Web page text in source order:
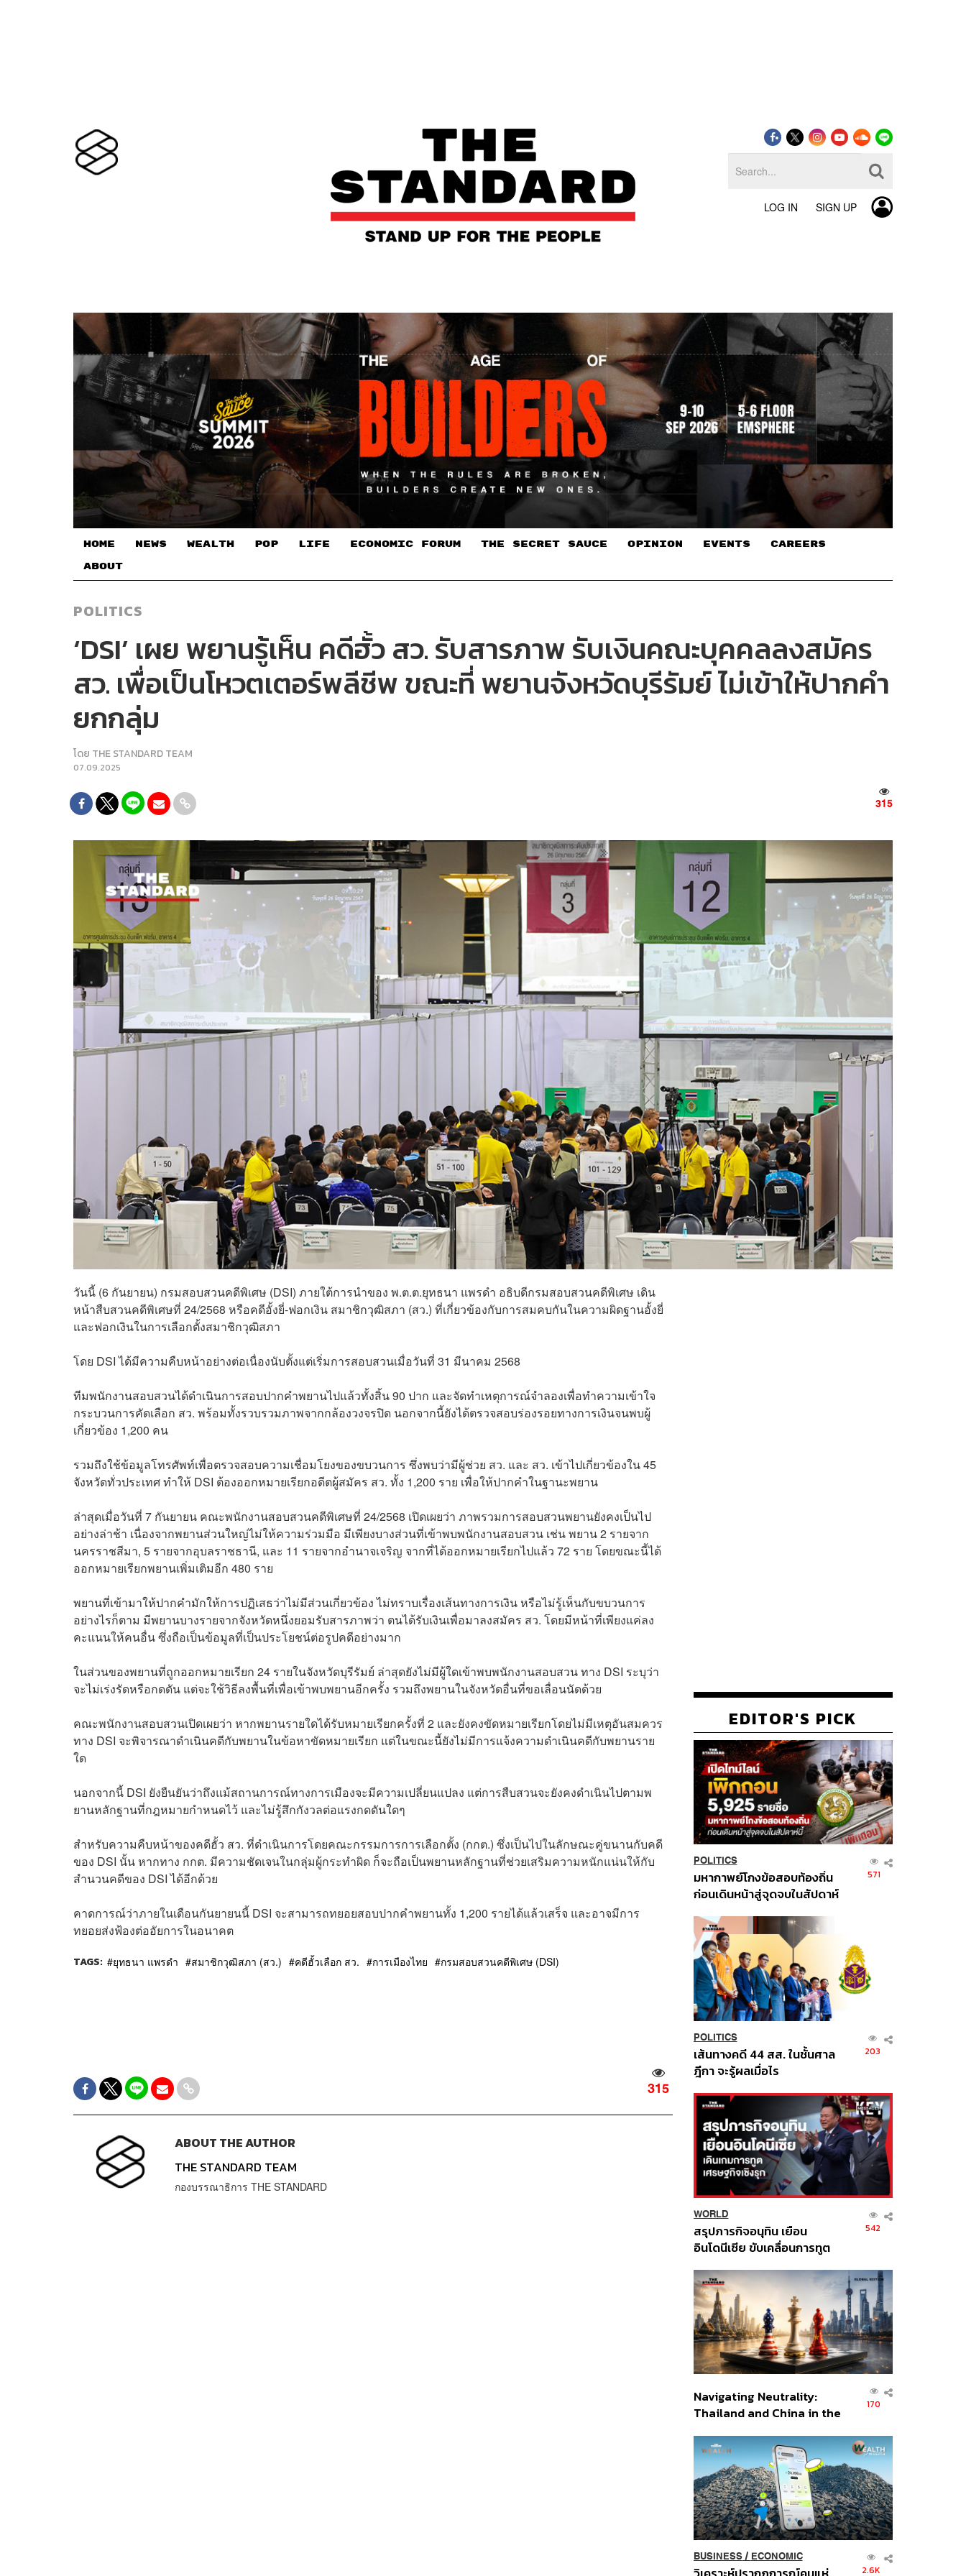
LOG IN SIGN UP
HOME NEWS WEALTH POP LIFE ECONOMIC FORUM THE SECRET SAUCE​ OPINION EVENTS CAREERS
ABOUT
POLITICS
‘DSI’ เผย พยานรู้เห็น คดีฮั้ว สว. รับสารภาพ รับเงินคณะบุคคลลงสมัคร
สว. เพื่อเป็นโหวตเตอร์พลีชีพ ขณะที่ พยานจังหวัดบุรีรัมย์ ไม่เข้าให้ปากคำ
ยกกลุ่ม
โดย THE STANDARD TEAM
07.09.2025
315
วันนี้ (6 กันยายน) กรมสอบสวนคดีพิเศษ (DSI) ภายใต้การนำของ พ.ต.ต.ยุทธนา แพรดำ อธิบดีกรมสอบสวนคดีพิเศษ เดิน
หน้าสืบสวนคดีพิเศษที่ 24/2568 หรือคดีอั้งยี่-ฟอกเงิน สมาชิกวุฒิสภา (สว.) ที่เกี่ยวข้องกับการสมคบกันในความผิดฐานอั้งยี่
และฟอกเงินในการเลือกตั้งสมาชิกวุฒิสภา
โดย DSI ได้มีความคืบหน้าอย่างต่อเนื่องนับตั้งแต่เริ่มการสอบสวนเมื่อวันที่ 31 มีนาคม 2568
ทีมพนักงานสอบสวนได้ดำเนินการสอบปากคำพยานไปแล้วทั้งสิ้น 90 ปาก และจัดทำเหตุการณ์จำลองเพื่อทำความเข้าใจ
กระบวนการคัดเลือก สว. พร้อมทั้งรวบรวมภาพจากกล้องวงจรปิด นอกจากนี้ยังได้ตรวจสอบร่องรอยทางการเงินจนพบผู้
เกี่ยวข้อง 1,200 คน
รวมถึงใช้ข้อมูลโทรศัพท์เพื่อตรวจสอบความเชื่อมโยงของขบวนการ ซึ่งพบว่ามีผู้ช่วย สว. และ สว. เข้าไปเกี่ยวข้องใน 45
จังหวัดทั่วประเทศ ทำให้ DSI ต้องออกหมายเรียกอดีตผู้สมัคร สว. ทั้ง 1,200 ราย เพื่อให้ปากคำในฐานะพยาน
ล่าสุดเมื่อวันที่ 7 กันยายน คณะพนักงานสอบสวนคดีพิเศษที่ 24/2568 เปิดเผยว่า ภาพรวมการสอบสวนพยานยังคงเป็นไป
อย่างล่าช้า เนื่องจากพยานส่วนใหญ่ไม่ให้ความร่วมมือ มีเพียงบางส่วนที่เข้าพบพนักงานสอบสวน เช่น พยาน 2 รายจาก
นครราชสีมา, 5 รายจากอุบลราชธานี, และ 11 รายจากอำนาจเจริญ จากที่ได้ออกหมายเรียกไปแล้ว 72 ราย โดยขณะนี้ได้
ออกหมายเรียกพยานเพิ่มเติมอีก 480 ราย
พยานที่เข้ามาให้ปากคำมักให้การปฏิเสธว่าไม่มีส่วนเกี่ยวข้อง ไม่ทราบเรื่องเส้นทางการเงิน หรือไม่รู้เห็นกับขบวนการ
อย่างไรก็ตาม มีพยานบางรายจากจังหวัดหนึ่งยอมรับสารภาพว่า ตนได้รับเงินเพื่อมาลงสมัคร สว. โดยมีหน้าที่เพียงแค่ลง
คะแนนให้คนอื่น ซึ่งถือเป็นข้อมูลที่เป็นประโยชน์ต่อรูปคดีอย่างมาก
ในส่วนของพยานที่ถูกออกหมายเรียก 24 รายในจังหวัดบุรีรัมย์ ล่าสุดยังไม่มีผู้ใดเข้าพบพนักงานสอบสวน ทาง DSI ระบุว่า
จะไม่เร่งรัดหรือกดดัน แต่จะใช้วิธีลงพื้นที่เพื่อเข้าพบพยานอีกครั้ง รวมถึงพยานในจังหวัดอื่นที่ขอเลื่อนนัดด้วย
คณะพนักงานสอบสวนเปิดเผยว่า หากพยานรายใดได้รับหมายเรียกครั้งที่ 2 และยังคงขัดหมายเรียกโดยไม่มีเหตุอันสมควร
ทาง DSI จะพิจารณาดำเนินคดีกับพยานในข้อหาขัดหมายเรียก แต่ในขณะนี้ยังไม่มีการแจ้งความดำเนินคดีกับพยานราย
ใด
นอกจากนี้ DSI ยังยืนยันว่าถึงแม้สถานการณ์ทางการเมืองจะมีความเปลี่ยนแปลง แต่การสืบสวนจะยังคงดำเนินไปตามพ
ยานหลักฐานที่กฎหมายกำหนดไว้ และไม่รู้สึกกังวลต่อแรงกดดันใดๆ
สำหรับความคืบหน้าของคดีฮั้ว สว. ที่ดำเนินการโดยคณะกรรมการการเลือกตั้ง (กกต.) ซึ่งเป็นไปในลักษณะคู่ขนานกับคดี
ของ DSI นั้น หากทาง กกต. มีความชัดเจนในกลุ่มผู้กระทำผิด ก็จะถือเป็นพยานหลักฐานที่ช่วยเสริมความหนักแน่นให้กับ
สำนวนคดีของ DSI ได้อีกด้วย
คาดการณ์ว่าภายในเดือนกันยายนนี้ DSI จะสามารถทยอยสอบปากคำพยานทั้ง 1,200 รายได้แล้วเสร็จ และอาจมีการ
ทยอยส่งฟ้องต่ออัยการในอนาคต
TAGS: ยุทธนา แพรดำ สมาชิกวุฒิสภา (สว.) คดีฮั้วเลือก สว. การเมืองไทย กรมสอบสวนคดีพิเศษ (DSI)
315
ABOUT THE AUTHOR
THE STANDARD TEAM
กองบรรณาธิการ THE STANDARD
EDITOR'S PICK
POLITICS
มหากาพย์โกงข้อสอบท้องถิ่น
ก่อนเดินหน้าสู่จุดจบในสัปดาห์
571
POLITICS
เส้นทางคดี 44 สส. ในชั้นศาล
ฎีกา จะรู้ผลเมื่อไร
203
WORLD
สรุปภารกิจอนุทิน เยือน
อินโดนีเซีย ขับเคลื่อนการทูต
ส่วนยุทธศาสตร์ไทย –
อินโดนีเซีย
542
Navigating Neutrality:
Thailand and China in the
Order
170
BUSINESS/ ECONOMIC
2.6K